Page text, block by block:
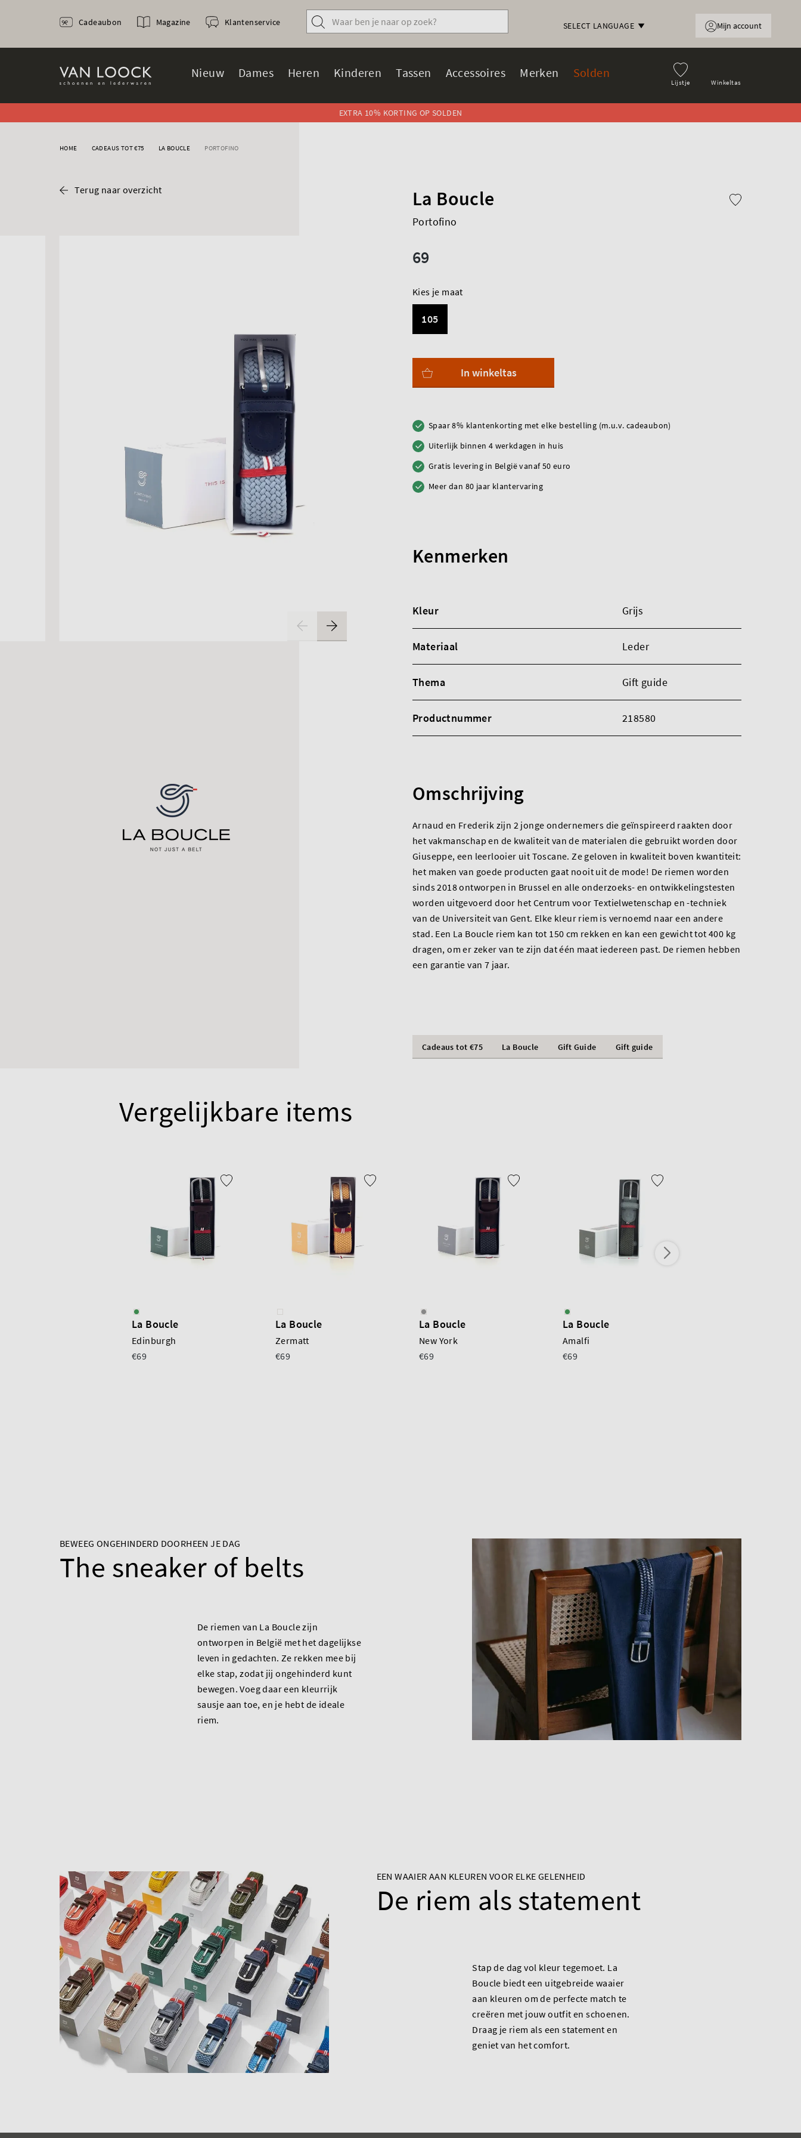
SELECT LANGUAGE
Lijstje Winkeltas
Nieuw Dames Heren Kinderen Tassen Accessoires Merken Solden
Cadeaubon Magazine Klantenservice Mijn account
EXTRA 10% KORTING OP SOLDEN
HOME CADEAUS TOT €75 LA BOUCLE PORTOFINO
Terug naar overzicht La Boucle
Portofino
69
Kies je maat
105
In winkeltas
Spaar 8% klantenkorting met elke bestelling (m.u.v. cadeaubon)
Uiterlijk binnen 4 werkdagen in huis
Gratis levering in België vanaf 50 euro
Meer dan 80 jaar klantervaring
Kenmerken
Kleur Grijs
Materiaal Leder
Thema Gift guide
Productnummer 218580
Omschrijving
Arnaud en Frederik zijn 2 jonge ondernemers die geïnspireerd raakten door
het vakmanschap en de kwaliteit van de materialen die gebruikt worden door
Giuseppe, een leerlooier uit Toscane. Ze geloven in kwaliteit boven kwantiteit:
het maken van goede producten gaat nooit uit de mode! De riemen worden
sinds 2018 ontworpen in Brussel en alle onderzoeks- en ontwikkelingstesten
worden uitgevoerd door het Centrum voor Textielwetenschap en -techniek
van de Universiteit van Gent. Elke kleur riem is vernoemd naar een andere
stad. Een La Boucle riem kan tot 150 cm rekken en kan een gewicht tot 400 kg
dragen, om er zeker van te zijn dat één maat iedereen past. De riemen hebben
een garantie van 7 jaar.
Cadeaus tot €75 La Boucle Gift Guide Gift guide
Vergelijkbare items
La Boucle
Edinburgh
€69
La Boucle
Zermatt
€69
La Boucle
New York
€69
La Boucle
Amalfi
€69
BEWEEG ONGEHINDERD DOORHEEN JE DAG
The sneaker of belts
De riemen van La Boucle zijn
ontworpen in België met het dagelijkse
leven in gedachten. Ze rekken mee bij
elke stap, zodat jij ongehinderd kunt
bewegen. Voeg daar een kleurrijk
sausje aan toe, en je hebt de ideale
riem.
EEN WAAIER AAN KLEUREN VOOR ELKE GELENHEID
De riem als statement
Stap de dag vol kleur tegemoet. La
Boucle biedt een uitgebreide waaier
aan kleuren om de perfecte match te
creëren met jouw outfit en schoenen.
Draag je riem als een statement en
geniet van het comfort.